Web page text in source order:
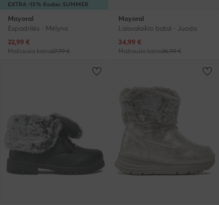
EXTRA -15% Kodas: SUMMER
Mayoral
Espadrilės · Mėlyna
Dabartinė kaina
22,99 €
Mažiausia kaina27,99 €
Mayoral
Laisvalaikio batai · Juoda
Dabartinė kaina
34,99 €
Mažiausia kaina36,99 €